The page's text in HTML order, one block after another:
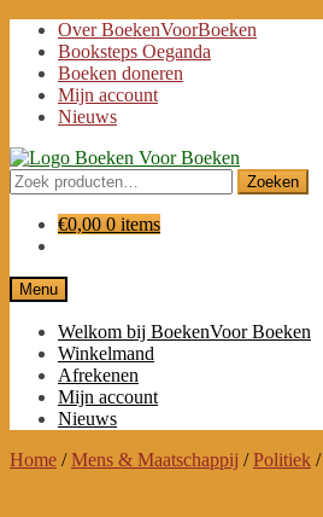
door
naar
navigatie
naar
inhoud
Over BoekenVoorBoeken
Booksteps Oeganda
Boeken doneren
Mijn account
Nieuws
Zoeken
naar:
Zoeken
€0,00 0 items
Menu
Welkom bij BoekenVoor Boeken
Winkelmand
Afrekenen
Mijn account
Nieuws
Home /Mens & Maatschappij /Politiek /